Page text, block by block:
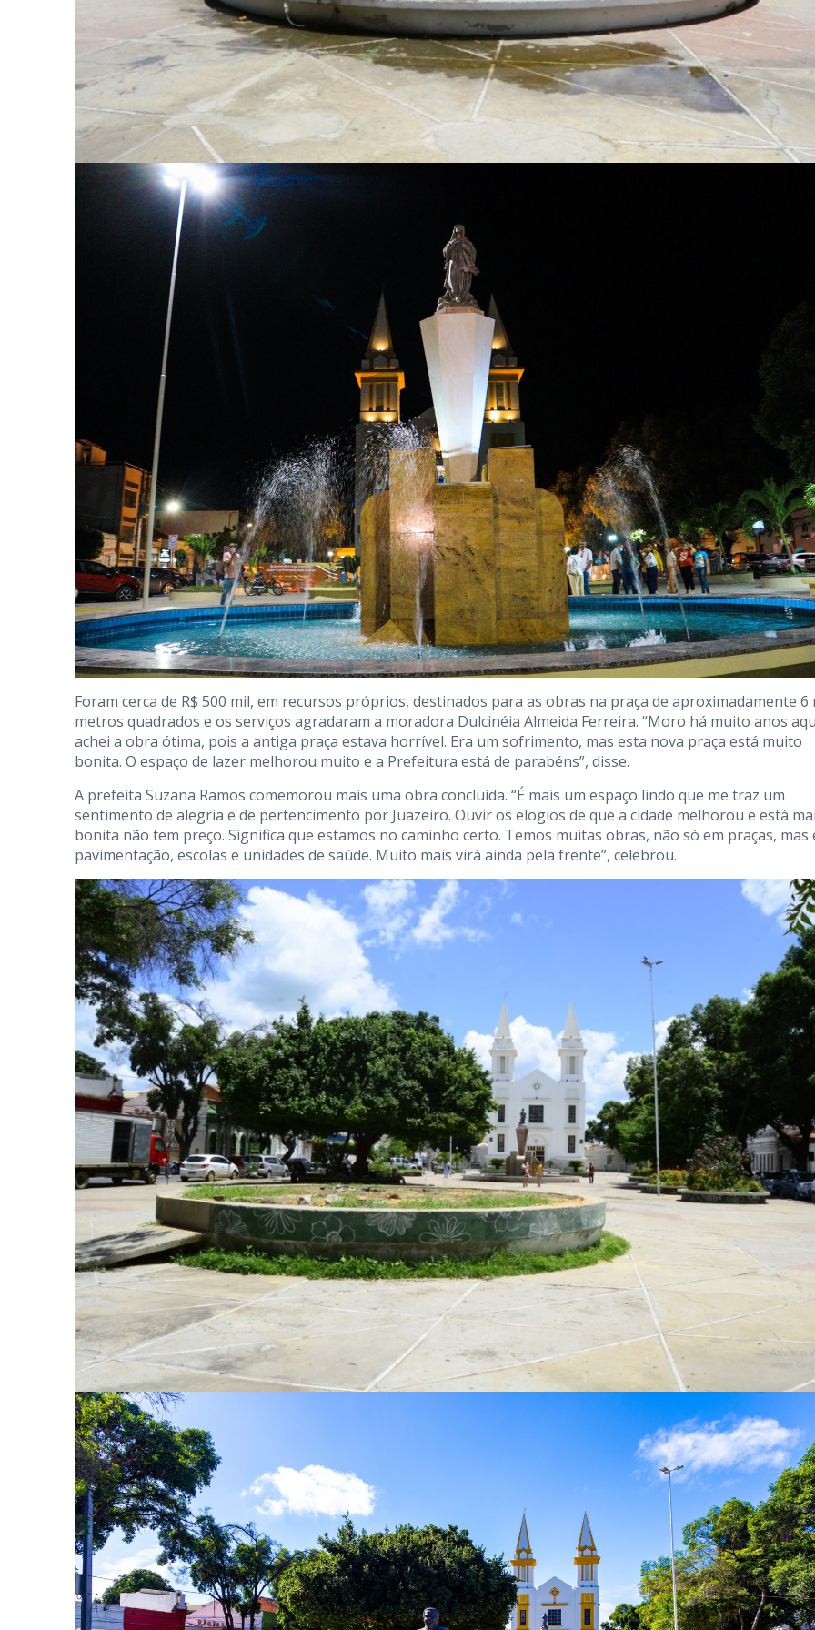
Foram cerca de R$ 500 mil, em recursos próprios, destinados para as obras na praça de aproximadamente 6
metros quadrados e os serviços agradaram a moradora Dulcinéia Almeida Ferreira. “Moro há muito anos
achei a obra ótima, pois a antiga praça estava horrível. Era um sofrimento, mas esta nova praça está muito
bonita. O espaço de lazer melhorou muito e a Prefeitura está de parabéns”, disse.
A prefeita Suzana Ramos comemorou mais uma obra concluída. “É mais um espaço lindo que me traz um
sentimento de alegria e de pertencimento por Juazeiro. Ouvir os elogios de que a cidade melhorou e está
bonita não tem preço. Significa que estamos no caminho certo. Temos muitas obras, não só em praças, mas
pavimentação, escolas e unidades de saúde. Muito mais virá ainda pela frente”, celebrou.